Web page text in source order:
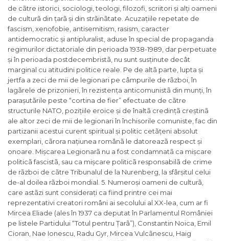
de cãtre istorici, sociologi, teologi, filozofi, scriitori și alți oameni
de culturã din țarã și din strãinãtate. Acuzațiile repetate de
fascism, xenofobie, antisemitism, rasism, caracter
antidemocratic și antipluralist, aduse în special de propaganda
regimurilor dictatoriale din perioada 1938-1989, dar perpetuate
și în perioada postdecembristã, nu sunt susținute decât
marginal cu atitudini politice reale. Pe de altã parte, lupta și
jertfa a zeci de mii de legionari pe câmpurile de rãzboi, în
lagãrele de prizonieri, în rezistența anticomunistã din munți, în
parașutãrile peste “cortina de fier” efectuate de cãtre
structurile NATO, pozițiile eroice și de înaltã credințã creștinã
ale altor zeci de mii de legionari în închisorile comuniste, fac din
partizanii acestui curent spiritual și politic cetãțeni absolut
exemplari, cãrora națiunea românã le datoreazã respect și
onoare. Mișcarea Legionarã nu a fost condamnatã ca mișcare
politicã fascistã, sau ca mișcare politicã responsabilã de crime
de rãzboi de cãtre Tribunalul de la Nurenberg, la sfârșitul celui
de-al doilea rãzboi mondial. 5. Numeroși oameni de culturã,
care astãzi sunt considerați ca fiind printre cei mai
reprezentativi creatori români ai secolului al XX-lea, cum ar fi
Mircea Eliade (ales în 1937 ca deputat în Parlamentul României
pe listele Partidului “Totul pentru Țarã”), Constantin Noica, Emil
Cioran, Nae Ionescu, Radu Gyr, Mircea Vulcãnescu, Haig